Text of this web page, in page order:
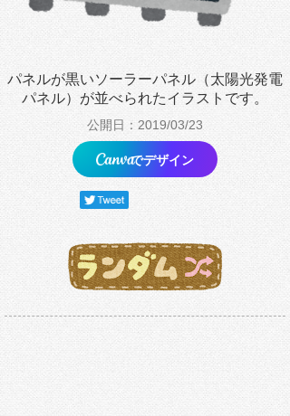
パネルが黒いソーラーパネル（太陽光発電
パネル）が並べられたイラストです。
公開日：2019/03/23
でデザイン